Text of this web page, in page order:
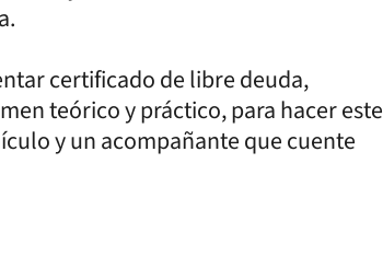
certificado de libre deuda,
teórico y práctico, para hacer este
y un acompañante que cuente